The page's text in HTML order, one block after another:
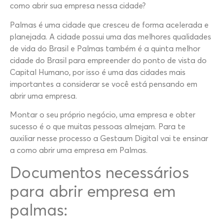
como abrir sua empresa nessa cidade?
Palmas é uma cidade que cresceu de forma acelerada e
planejada. A cidade possui uma das melhores qualidades
de vida do Brasil e Palmas também é a quinta melhor
cidade do Brasil para empreender do ponto de vista do
Capital Humano, por isso é uma das cidades mais
importantes a considerar se você está pensando em
abrir uma empresa.
Montar o seu próprio negócio, uma empresa e obter
sucesso é o que muitas pessoas almejam. Para te
auxiliar nesse processo a Gestaum Digital vai te ensinar
a como abrir uma empresa em Palmas.
Documentos necessários
para abrir empresa em
palmas: